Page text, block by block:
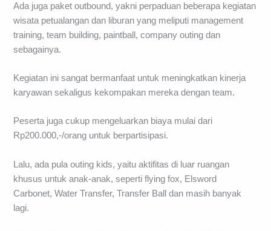
Ada juga paket outbound, yakni perpaduan beberapa kegiatan
wisata petualangan dan liburan yang meliputi management
training, team building, paintball, company outing dan
sebagainya.
Kegiatan ini sangat bermanfaat untuk meningkatkan kinerja
karyawan sekaligus kekompakan mereka dengan team.
Peserta juga cukup mengeluarkan biaya mulai dari
Rp200.000,-/orang untuk berpartisipasi.
Lalu, ada pula outing kids, yaitu aktifitas di luar ruangan
khusus untuk anak-anak, seperti flying fox, Elsword
Carbonet, Water Transfer, Transfer Ball dan masih banyak
lagi.